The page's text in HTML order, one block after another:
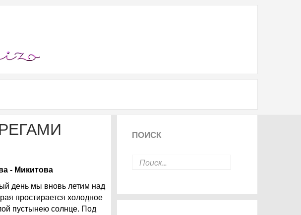
- Микитова
день мы вновь летим над
простирается холодное
пустынею солнце. Под
ПОИСК